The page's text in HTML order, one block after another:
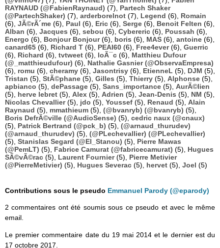
RAYNAUD (@FabienRaynaud) (7), Partech Shaker
(@PartechShaker) (7), arderborelnot (7), Legend (6), Romain
(6), JÃ©rÃ´me (6), Paul (6), Eric (6), Serge (6), Benoit Felten (6),
Alban (6), Jacques (6), sebou (6), Cybereric (6), Poussah (6),
Energo (6), Bonjour Bonjour(6), boris (6), MAS (6), antoine (6),
canard65 (6), Richard T (6), PEAI60 (6), Free4ever(6), Guerric
(6), Richard (6), tvtweet (6), loÃ¯c (6), Matthieu Dufour
(@_matthieudufour) (6), Nathalie Gasnier (@ObservaEmpresa)
(6), romu (6), cheramy (6), Jasontrisy (6), EtienneL (5), DJM (5),
Tristan (5), StÃ©phane (5), Gilles (5), Thierry (5), Alphonse (5),
apbianco (5), dePassage (5), Sans_importance (5), AurÃ©lien
(5), herve lebret (5), Alex (5), Adrien (5), Jean-Denis (5), NM (5),
Nicolas Chevallier(5), jdo (5), Youssef (5), Renaud (5), Alain
Raynaud (5), mmathieum (5), (@bvanryb) (@bvanryb) (5),
Boris DefrÃ©ville (@AudioSense) (5), cedric naux (@cnaux)
(5), Patrick Bertrand (@pck_b) (5), (@arnaud_thurudev)
(@arnaud_thurudev) (5), (@PLechevallier) (@PLechevallier)
(5), Stanislas Segard (@El_Stanou) (5), Pierre Mawas
(@PemLT) (5), Fabrice Camurat (@fabricecamurat) (5), Hugues
SÃ©vÃ©rac (5), Laurent Fournier(5), Pierre Metivier
(@PierreMetivier) (5), Hugues Severac (5), hervet (5), Joel (5)
Contributions sous le pseudo Emmanuel Parody (@eparody)
2 commentaires ont été soumis sous ce pseudo et avec le même
email.
Le premier commentaire date du 19 mai 2014 et le dernier est du
17 octobre 2017.